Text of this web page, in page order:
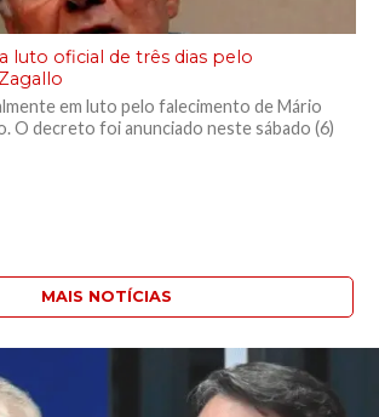
luto oficial de três dias pelo
em luto pelo falecimento de Mário
O decreto foi anunciado neste sábado (6)
MAIS NOTÍCIAS